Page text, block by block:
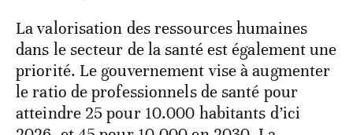
La valorisation des ressources humaines
dans le secteur de la santé est également une
priorité. Le gouvernement vise à augmenter
le ratio de professionnels de santé pour
atteindre 25 pour 10.000 habitants d’ici